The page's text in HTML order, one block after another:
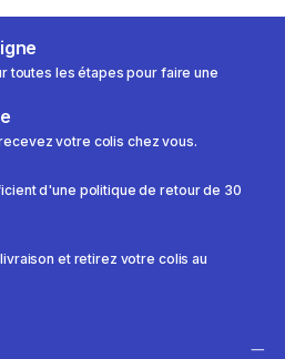
toutes les étapes pour faire une
votre colis chez vous.
d'une politique de retour de 30
et retirez votre colis au